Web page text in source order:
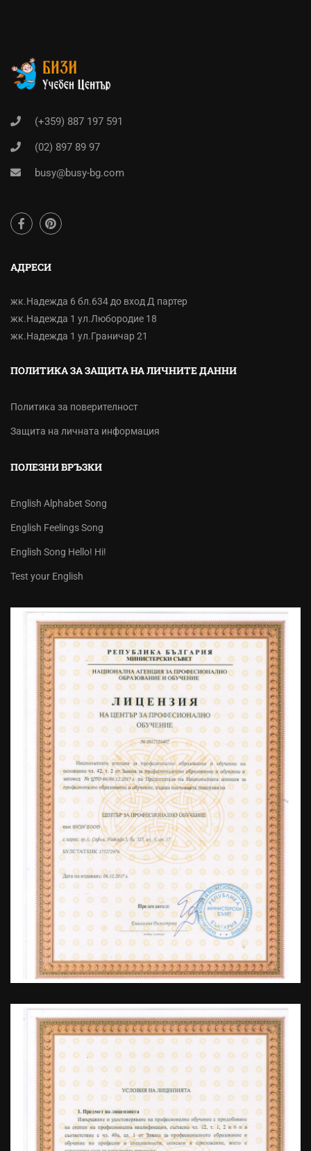
(+359) 887 197 591
(02) 897 89 97
busy@busy-bg.com
АДРЕСИ
жк.Надежда 6 бл.634 до вход Д партер
жк.Надежда 1 ул.Любородие 18
жк.Надежда 1 ул.Граничар 21
ПОЛИТИКА ЗА ЗАЩИТА НА ЛИЧНИТЕ ДАННИ
Политика за поверителност
Защита на личната информация
ПОЛЕЗНИ ВРЪЗКИ
English Alphabet Song
English Feelings Song
English Song Hello! Hi!
Test your English